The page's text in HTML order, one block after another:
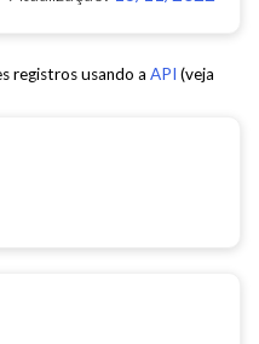
registros usando a API (veja